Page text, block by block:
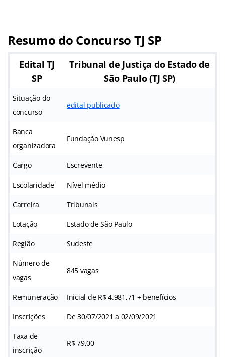
Resumo do Concurso TJ SP
Edital TJ
SP
Tribunal de Justiça do Estado de
São Paulo (TJ SP)
Situação do
concurso
edital publicado
Banca
organizadora
Fundação Vunesp
Cargo Escrevente
Escolaridade Nível médio
Carreira Tribunais
Lotação Estado de São Paulo
Região Sudeste
Número de
vagas
845 vagas
Remuneração Inicial de R$ 4.981,71 + benefícios
Inscrições De 30/07/2021 a 02/09/2021
Taxa de
inscrição
R$ 79,00